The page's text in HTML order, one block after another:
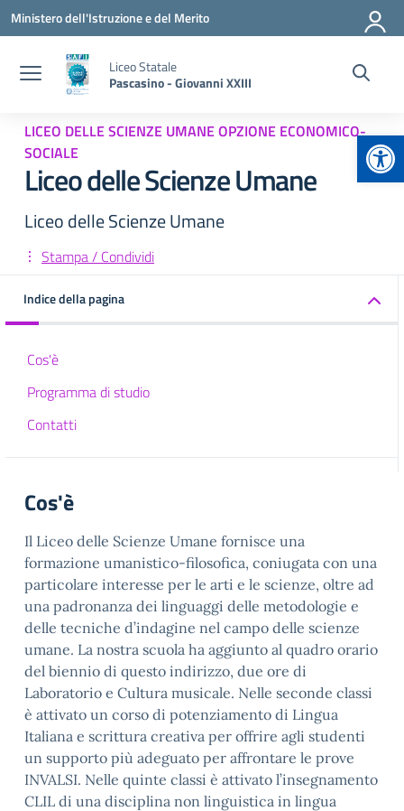
Vai ai contenuti
Vai al menu di navigazione
Vai al footer
Ministero dell'Istruzione e del Merito
Liceo Statale
Pascasino - Giovanni XXIII
LICEO DELLE SCIENZE UMANE OPZIONE ECONOMICO-
SOCIALE
Liceo delle Scienze Umane
Liceo delle Scienze Umane
Stampa / Condividi
Indice della pagina
Cos'è
Programma di studio
Contatti
Cos'è
Il Liceo delle Scienze Umane fornisce una
formazione umanistico-filosofica, coniugata con una
particolare interesse per le arti e le scienze, oltre ad
una padronanza dei linguaggi delle metodologie e
delle tecniche d’indagine nel campo delle scienze
umane. La nostra scuola ha aggiunto al quadro orario
del biennio di questo indirizzo, due ore di
Laboratorio e Cultura musicale. Nelle seconde classi
è attivato un corso di potenziamento di Lingua
Italiana e scrittura creativa per offrire agli studenti
un supporto più adeguato per affrontare le prove
INVALSI. Nelle quinte classi è attivato l’insegnamento
CLIL di una disciplina non linguistica in lingua